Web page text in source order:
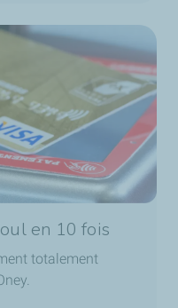
en 10 fois
totalement